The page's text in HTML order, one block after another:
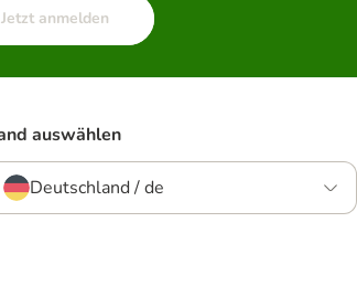
Jetzt anmelden
auswählen
Deutschland / de